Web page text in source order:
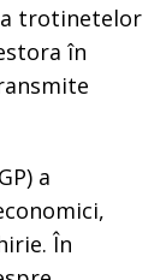
trotinetelor
în
a
În